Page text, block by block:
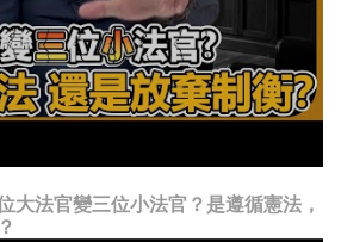
大法官變三位小法官？是遵循憲法，